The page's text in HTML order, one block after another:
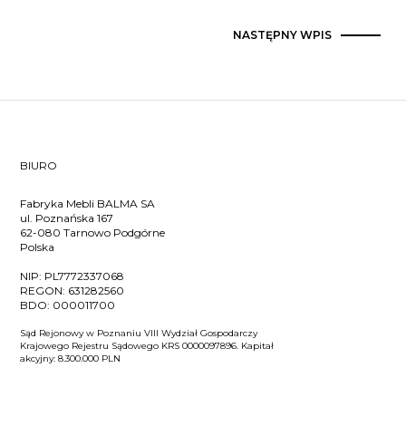
NASTĘPNY WPIS
BIURO
Fabryka Mebli BALMA SA
ul. Poznańska 167
62-080 Tarnowo Podgórne
Polska
NIP: PL7772337068
REGON: 631282560
BDO: 000011700
Sąd Rejonowy w Poznaniu VIII Wydział Gospodarczy
Krajowego Rejestru Sądowego KRS 0000097896. Kapitał
akcyjny: 8.300.000 PLN